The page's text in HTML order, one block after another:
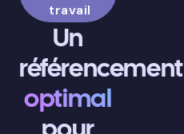
travail
Un
référencement
optimal